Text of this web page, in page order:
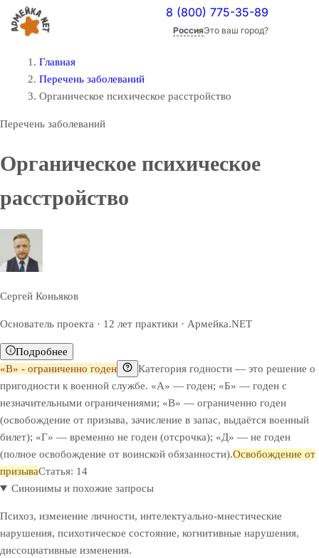
8 (800) 775-35-89
РоссияЭто ваш город?
Главная
Перечень заболеваний
Органическое психическое расстройство
Перечень заболеваний
Органическое психическое
расстройство
Сергей Коньяков
Основатель проекта · 12 лет практики · Армейка.NET
Подробнее
«В» - ограниченно годен
Категория годности — это решение о
пригодности к военной службе. «А» — годен; «Б» — годен с
незначительными ограничениями; «В» — ограниченно годен
(освобождение от призыва, зачисление в запас, выдаётся военный
билет); «Г» — временно не годен (отсрочка); «Д» — не годен
(полное освобождение от воинской обязанности).Освобождение от
призываСтатья: 14
Синонимы и похожие запросы
Психоз, изменение личности, интелектуально-мнестические
нарушения, психотическое состояние, когнитивные нарушения,
диссоциативные изменения.